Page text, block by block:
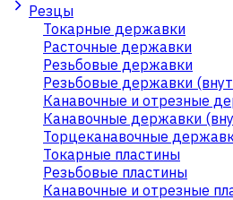
Резцы
Токарные державки
Расточные державки
Резьбовые державки
Резьбовые державки
Канавочные и отрезные
Канавочные державки
Торцеканавочные
Токарные пластины
Резьбовые пластины
Канавочные и отрезные